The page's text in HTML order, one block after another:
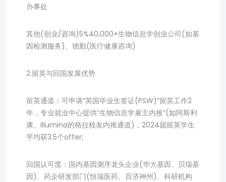
办事处
其他(创业/咨询)5%40,000+生物信息学创业公司(如基
因检测服务)、德勤(医疗健康咨询)
2.留英与回国发展优势
留英通道：可申请“英国毕业生签证(PSW)”留英工作2
年，专业就业中心提供“生物信息学雇主内推”(如阿斯利
康、Illumina的格拉校友内推通道)，2024届留英学生
平均获3.5个offer;
回国认可度：国内基因测序龙头企业(华大基因、贝瑞基
因)、药企研发部门(恒瑞医药、百济神州)、科研机构